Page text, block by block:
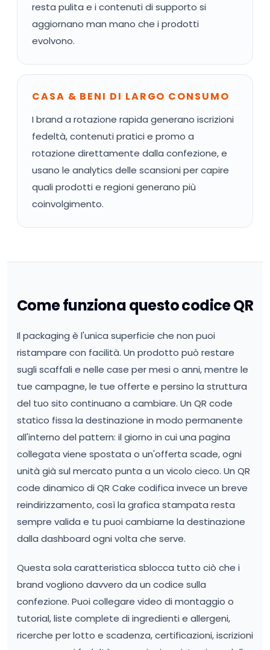
resta pulita e i contenuti di supporto si
aggiornano man mano che i prodotti
evolvono.
CASA & BENI DI LARGO CONSUMO
I brand a rotazione rapida generano iscrizioni
fedeltà, contenuti pratici e promo a
rotazione direttamente dalla confezione, e
usano le analytics delle scansioni per capire
quali prodotti e regioni generano più
coinvolgimento.
Come funziona questo codice QR
Il packaging è l'unica superficie che non puoi
ristampare con facilità. Un prodotto può restare
sugli scaffali e nelle case per mesi o anni, mentre le
tue campagne, le tue offerte e persino la struttura
del tuo sito continuano a cambiare. Un QR code
statico fissa la destinazione in modo permanente
all'interno del pattern: il giorno in cui una pagina
collegata viene spostata o un'offerta scade, ogni
unità già sul mercato punta a un vicolo cieco. Un QR
code dinamico di QR Cake codifica invece un breve
reindirizzamento, così la grafica stampata resta
sempre valida e tu puoi cambiarne la destinazione
dalla dashboard ogni volta che serve.
Questa sola caratteristica sblocca tutto ciò che i
brand vogliono davvero da un codice sulla
confezione. Puoi collegare video di montaggio o
tutorial, liste complete di ingredienti e allergeni,
ricerche per lotto e scadenza, certificazioni, iscrizioni